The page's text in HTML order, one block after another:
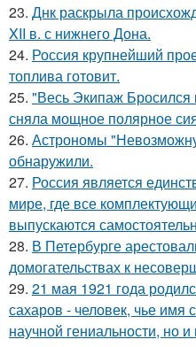
23. Днк раскрыла
XII в. с нижнего Дона.
24. Россия крупнейший
топлива готовит.
25. "Весь Экипаж Бросился
сняла мощное полярное
26. Астрономы
обнаружили.
27. Россия является
мире, где все
выпускаются
28. В Петербурге
домогательствах к
29. 21 мая 1921 года
сахаров - человек, чье имя
научной гениальности, но